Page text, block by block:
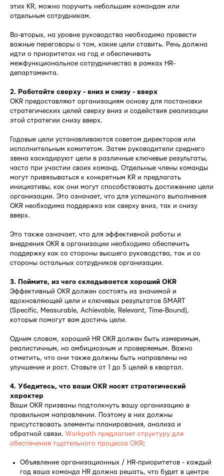
этих KR, можно поручить небольшим командам или
отдельным сотрудникам.
Во-вторых, на уровне руководства необходимо провести
важные переговоры о том, какие цели ставить. Речь должна
идти о приоритетах на год и обеспечивать
межфункциональное сотрудничество в рамках HR-
департамента.
2. Работайте сверху - вниз и снизу - вверх
OKR предоставляют организациям основу для постановки
стратегических целей сверху вниз и содействия реализации
этой стратегии снизу вверх.
Годовые цели устанавливаются советом директоров или
исполнительным комитетом. Затем руководители среднего
звена каскадируют цели в различные ключевые результаты,
часто при участии своих команд. Отдельные члены команды
могут привязываться к конкретным KR и предлагать
инициативы, как они могут способствовать достижению цели
организации. Это означает, что для успешного выполнения
ОKR необходима поддержка как сверху вниз, так и снизу
вверх.
Это также означает, что для эффективной работы и
внедрения OKR в организации необходимо обеспечить
поддержку как со стороны высшего руководства, так и со
стороны остальных сотрудников организации.
3. Поймите, из чего складывается хороший OKR
Эффективный OKR должен состоять из значимой и
вдохновляющей цели и ключевых результатов SMART
(Specific, Measurable, Achievable, Relevant, Time-Bound),
которые помогут вам достичь цели.
Одним словом, хороший HR OKR должен быть измеримым,
реалистичным, но амбициозным и проверяемым. Важно
отметить, что они также должны быть направлены на
улучшение и рост. Ставьте от 1 до 5 целей в квартал.
4. Убедитесь, что ваши OKR носят стратегический
характер
Ваши OKR призваны подтолкнуть вашу организацию в
правильном направлении. Поэтому в них должны
присутствовать элементы планирования, анализа и
обратной связи. Workpath предлагает структуру для
обеспечения тщательного процесса OKR:
Объявление организационных / HR-приоритетов - каждый
год ваша команда HR должна решать, что будет в центре